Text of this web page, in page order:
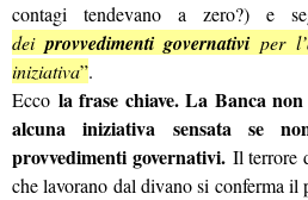
contagi tendevano a zero?) e
deiprovvedimenti governativi per
iniziativa”.
Ecco la frase chiave. La Banca
alcuna iniziativa sensata se
provvedimenti governativi.Il terrore
che lavorano dal divano si conferma il